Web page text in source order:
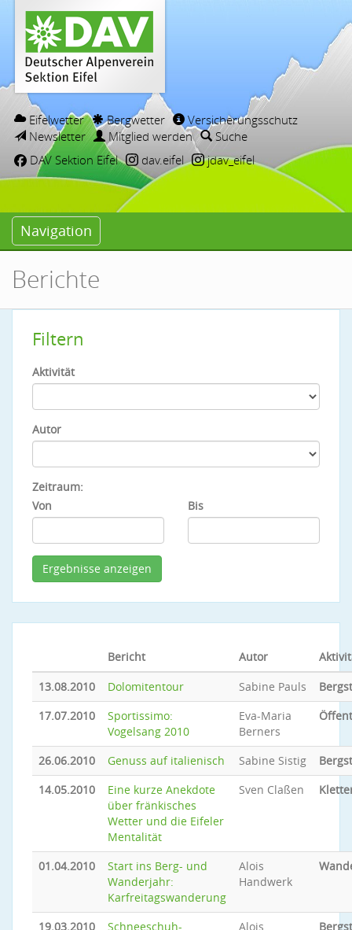
Eifelwetter Bergwetter
Versicherungsschutz
Newsletter
Mitglied werden
Suche
DAV Sektion Eifel
dav.eifel jdav_eifel
Navigation
Berichte
Filtern
Aktivität
Autor
Zeitraum:
Von
Bis
Bericht Autor
13.08.2010
Dolomitentour Sabine Pauls
17.07.2010
Sportissimo:
Vogelsang 2010
Eva-Maria
Berners
26.06.2010 Genuss auf italienisch Sabine Sistig
14.05.2010
Eine kurze Anekdote
über fränkisches
Wetter und die Eifeler
Mentalität
Sven Claßen
01.04.2010
Start ins Berg- und
Wanderjahr:
Karfreitagswanderung
Alois
Handwerk
19.03.2010
Schneeschuh-
Alois